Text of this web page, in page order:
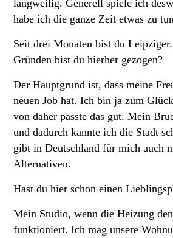
langweilig. Generell spiele ich
habe ich die ganze Zeit etwas zu
Seit drei Monaten bist du
Gründen bist du hierher gezogen?
Der Hauptgrund ist, dass meine
neuen Job hat. Ich bin ja zum
von daher passte das gut. Mein
und dadurch kannte ich die Stadt
gibt in Deutschland für mich auch
Alternativen.
Hast du hier schon einen
Mein Studio, wenn die Heizung
funktioniert. Ich mag unsere